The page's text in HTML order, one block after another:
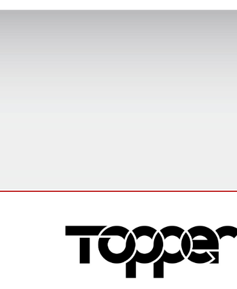
Campeonato Mineiro Sicoob 2026 – Segunda
Federação abre inscrições para os
interessados em participar do Campeonato
Mineiro Feminino Sub-17
A Federação Mineira de Futebol (FMF) comunica que
estão abertas as inscrições para o Campeonato